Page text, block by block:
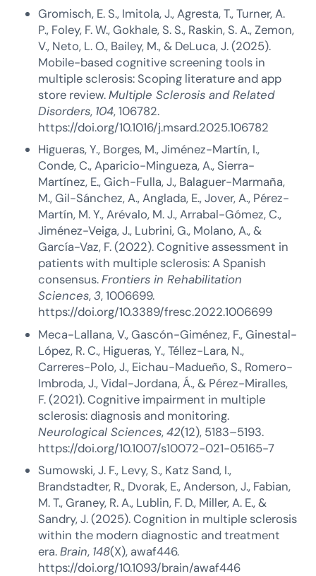
Gromisch, E. S., Imitola, J., Agresta, T., Turner, A.
P., Foley, F. W., Gokhale, S. S., Raskin, S. A., Zemon,
V., Neto, L. O., Bailey, M., & DeLuca, J. (2025).
Mobile-based cognitive screening tools in
multiple sclerosis: Scoping literature and app
store review.Multiple Sclerosis and Related
Disorders, 104, 106782.
https://doi.org/10.1016/j.msard.2025.106782
Higueras, Y., Borges, M., Jiménez-Martín, I.,
Conde, C., Aparicio-Mingueza, A., Sierra-
Martínez, E., Gich-Fulla, J., Balaguer-Marmaña,
M., Gil-Sánchez, A., Anglada, E., Jover, A., Pérez-
Martín, M. Y., Arévalo, M. J., Arrabal-Gómez, C.,
Jiménez-Veiga, J., Lubrini, G., Molano, A., &
García-Vaz, F. (2022). Cognitive assessment in
patients with multiple sclerosis: A Spanish
consensus.Frontiers in Rehabilitation
Sciences,3, 1006699.
https://doi.org/10.3389/fresc.2022.1006699
Meca-Lallana, V., Gascón-Giménez, F., Ginestal-
López, R. C., Higueras, Y., Téllez-Lara, N.,
Carreres-Polo, J., Eichau-Madueño, S., Romero-
Imbroda, J., Vidal-Jordana, Á., & Pérez-Miralles,
F. (2021). Cognitive impairment in multiple
sclerosis: diagnosis and monitoring.
Neurological Sciences,42(12), 5183–5193.
https://doi.org/10.1007/s10072-021-05165-7
Sumowski, J. F., Levy, S., Katz Sand, I.,
Brandstadter, R., Dvorak, E., Anderson, J., Fabian,
M. T., Graney, R. A., Lublin, F. D., Miller, A. E., &
Sandry, J. (2025). Cognition in multiple sclerosis
within the modern diagnostic and treatment
era.Brain, 148(X), awaf446.
https://doi.org/10.1093/brain/awaf446